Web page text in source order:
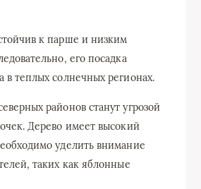
к парше и низким
его посадка
в теплых солнечных регионах.
районов станут угрозой
Дерево имеет высокий
уделить внимание
таких как яблонные